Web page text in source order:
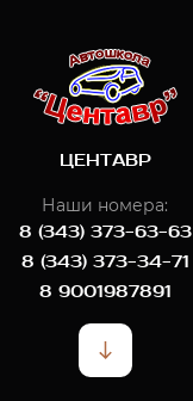
ЦЕНТАВР
Наши номера:
8 (343) 373-63-63
8 (343) 373-34-71
8 9001987891